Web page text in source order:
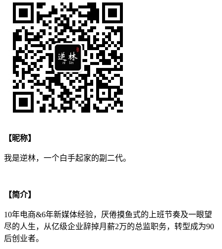
【昵称】
我是逆林，一个白手起家的副二代。
【简介】
10年电商&6年新媒体经验，厌倦摸鱼式的上班节奏及一眼望
尽的人生，从亿级企业辞掉月薪2万的总监职务，转型成为90
后创业者。